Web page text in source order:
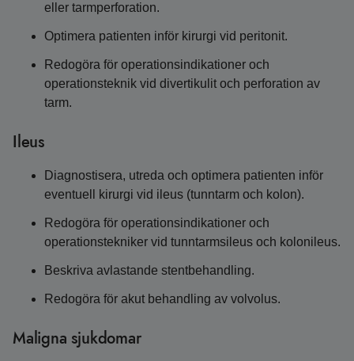
eller tarmperforation.
Optimera patienten inför kirurgi vid peritonit.
Redogöra för operationsindikationer och
operationsteknik vid divertikulit och perforation av
tarm.
Ileus
Diagnostisera, utreda och optimera patienten inför
eventuell kirurgi vid ileus (tunntarm och kolon).
Redogöra för operationsindikationer och
operationstekniker vid tunntarmsileus och kolonileus.
Beskriva avlastande stentbehandling.
Redogöra för akut behandling av volvolus.
Maligna sjukdomar